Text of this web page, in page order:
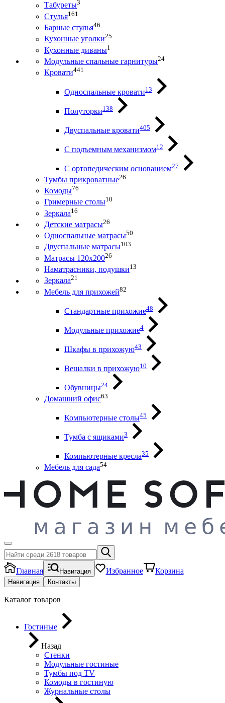
Табуреты3
Стулья161
Барные стулья46
Кухонные уголки25
Кухонные диваны1
Модульные спальные гарнитуры24
Кровати441
Односпальные кровати13
Полуторки138
Двуспальные кровати405
С подъемным механизмом12
С ортопедическим основанием27
Тумбы прикроватные26
Комоды76
Гримерные столы10
Зеркала16
Детские матрасы26
Односпальные матрасы50
Двуспальные матрасы103
Матрасы 120х20026
Наматрасники, подушки13
Зеркала21
Мебель для прихожей82
Стандартные прихожие48
Модульные прихожие4
Шкафы в прихожую43
Вешалки в прихожую10
Обувницы24
Домашний офис63
Компьютерные столы45
Тумба с ящиками3
Компьютерные кресла35
Мебель для сада54
Главная Навигация Избранное Корзина
Навигация Контакты
Каталог товаров
Гостиные
Назад
Стенки
Модульные гостиные
Тумбы под ТV
Комоды в гостиную
Журнальные столы